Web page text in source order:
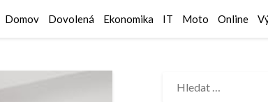
Domov Dovolená Ekonomika IT Moto Online